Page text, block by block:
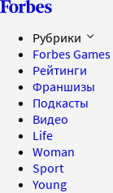
Рубрики
Forbes Games
Рейтинги
Франшизы
Подкасты
Видео
Life
Woman
Sport
Young